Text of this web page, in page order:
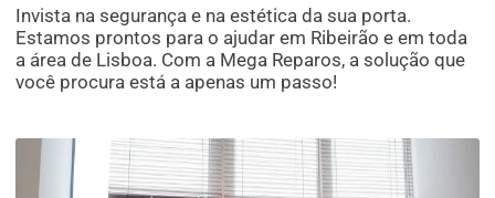
Invista na segurança e na estética da sua porta.
Estamos prontos para o ajudar em Ribeirão e em toda
a área de Lisboa. Com a Mega Reparos, a solução que
você procura está a apenas um passo!